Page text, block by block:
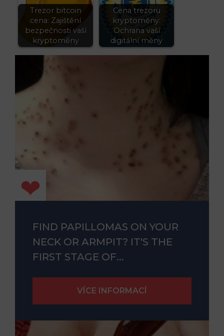
Trezor bitcoin
cena: Zajištění
bezpečnosti vaší
kryptoměny
Cena trezoru
kryptoměny:
Ochrana vaší
digitální měny
FIND PAPILLOMAS ON YOUR
NECK OR ARMPIT? IT'S THE
FIRST STAGE OF...